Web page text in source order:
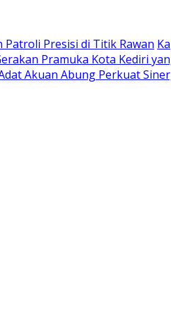
Presisi di Titik Rawan
Pramuka Kota Kediri
Akuan Abung Perkuat